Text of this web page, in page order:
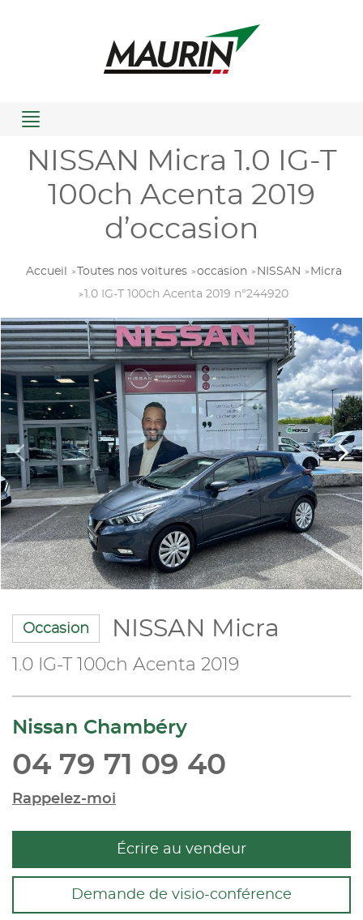
Menu
NISSAN Micra 1.0 IG-T
100ch Acenta 2019
d’occasion
Accueil Toutes nos voitures occasion NISSAN
Micra
1.0 IG-T 100ch Acenta 2019 n°244920
Occasion NISSAN Micra
1.0 IG-T 100ch Acenta 2019
Nissan Chambéry
04 79 71 09 40
Rappelez-moi
Écrire au vendeur
Demande de visio-conférence